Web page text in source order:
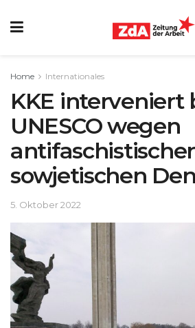
Home Internationales
KKE interveniert
UNESCO wegen
sowjetischen
5. Oktober 2022